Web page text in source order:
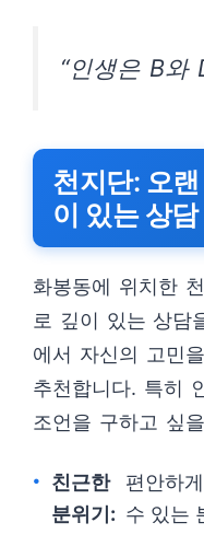
“인생은 B와
천지단: 오
이 있는 상담
화봉동에 위치한
로 깊이 있는 상담
에서 자신의 고민
추천합니다. 특히
조언을 구하고 싶
친근한
분위기:
편안하
수 있는